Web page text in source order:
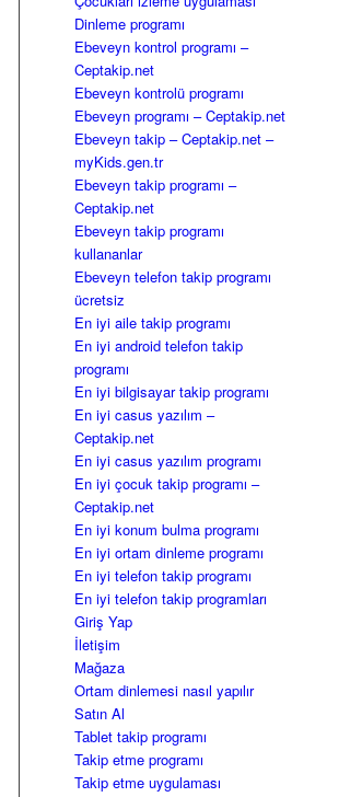
Dinleme programı
Ebeveyn kontrol programı –
Ceptakip.net
Ebeveyn kontrolü programı
Ebeveyn programı – Ceptakip.net
Ebeveyn takip – Ceptakip.net –
myKids.gen.tr
Ebeveyn takip programı –
Ceptakip.net
Ebeveyn takip programı
kullananlar
Ebeveyn telefon takip programı
ücretsiz
En iyi aile takip programı
En iyi android telefon takip
programı
En iyi bilgisayar takip programı
En iyi casus yazılım –
Ceptakip.net
En iyi casus yazılım programı
En iyi çocuk takip programı –
Ceptakip.net
En iyi konum bulma programı
En iyi ortam dinleme programı
En iyi telefon takip programı
En iyi telefon takip programları
Giriş Yap
İletişim
Mağaza
Ortam dinlemesi nasıl yapılır
Satın Al
Tablet takip programı
Takip etme programı
Takip etme uygulaması